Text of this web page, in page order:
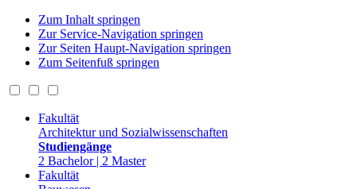
Zum Inhalt springen
Zur Service-Navigation springen
Zur Seiten Haupt-Navigation springen
Zum Seitenfuß springen
Fakultät
Architektur und Sozialwissenschaften
Studiengänge
2 Bachelor | 2 Master
Fakultät